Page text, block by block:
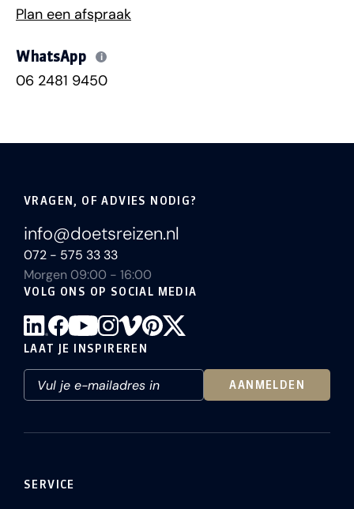
Plan een afspraak
WhatsApp i
06 2481 9450
VRAGEN, OF ADVIES NODIG?
info@doetsreizen.nl
072 - 575 33 33
Morgen 09:00 - 16:00
VOLG ONS OP SOCIAL MEDIA
LAAT JE INSPIREREN
AANMELDEN
SERVICE